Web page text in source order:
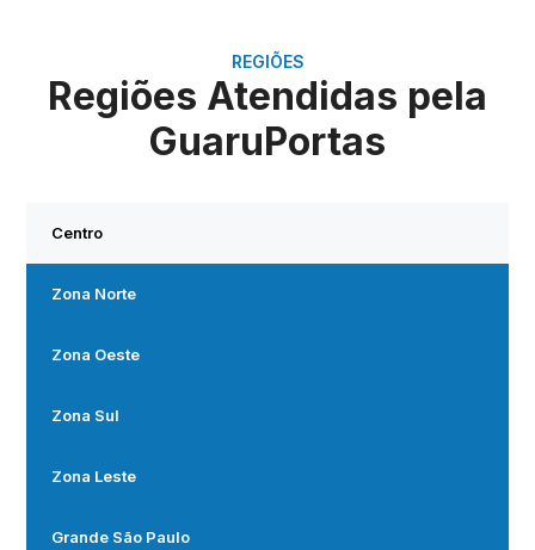
REGIÕES
Regiões Atendidas pela
GuaruPortas
Centro
Zona Norte
Zona Oeste
Zona Sul
Zona Leste
Grande São Paulo